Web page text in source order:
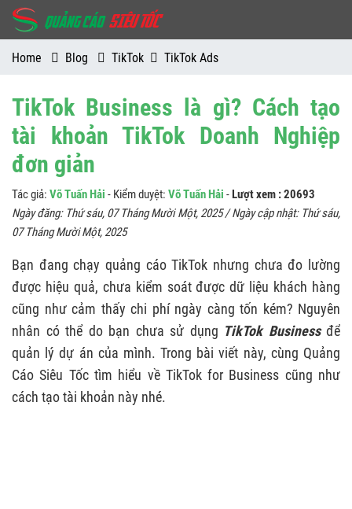
Home Blog TikTok TikTok Ads
TikTok Business là gì? Cách tạo
tài khoản TikTok Doanh Nghiệp
đơn giản
Tác giả: Võ Tuấn Hải - Kiểm duyệt: Võ Tuấn Hải -Lượt xem : 20693
Ngày đăng: Thứ sáu, 07 Tháng Mười Một, 2025/ Ngày cập nhật: Thứ sáu,
07 Tháng Mười Một, 2025
Bạn đang chạy quảng cáo TikTok nhưng chưa đo lường
được hiệu quả, chưa kiểm soát được dữ liệu khách hàng
cũng như cảm thấy chi phí ngày càng tốn kém? Nguyên
nhân có thể do bạn chưa sử dụng TikTok Businessđể
quản lý dự án của mình. Trong bài viết này, cùng Quảng
Cáo Siêu Tốc tìm hiểu về TikTok for Business cũng như
cách tạo tài khoản này nhé.